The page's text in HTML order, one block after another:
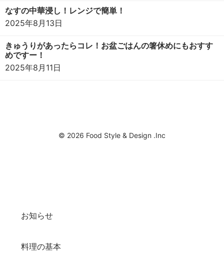
なすの中華浸し！レンジで簡単！
2025年8月13日
きゅうりがあったらコレ！お盆ごはんの箸休めにもおすす
めですー！
2025年8月11日
© 2026 Food Style & Design .Inc
お知らせ
料理の基本